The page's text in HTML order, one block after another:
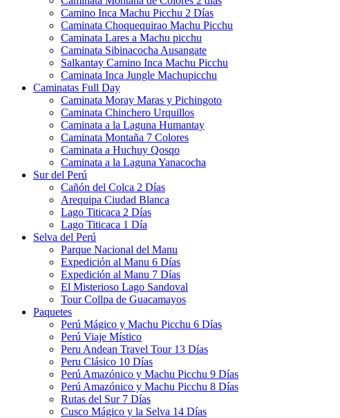
Camino Inca Machu Picchu 2 Días
Caminata Choquequirao Machu Picchu
Caminata Lares a Machu picchu
Caminata Sibinacocha Ausangate
Salkantay Camino Inca Machu Picchu
Caminata Inca Jungle Machupicchu
Caminatas Full Day
Caminata Moray Maras y Pichingoto
Caminata Chinchero Urquillos
Caminata a la Laguna Humantay
Caminata Montaña 7 Colores
Caminata a Huchuy Qosqo
Caminata a la Laguna Yanacocha
Sur del Perú
Cañón del Colca 2 Días
Arequipa Ciudad Blanca
Lago Titicaca 2 Días
Lago Titicaca 1 Día
Selva del Perú
Parque Nacional del Manu
Expedición al Manu 6 Días
Expedición al Manu 7 Días
El Misterioso Lago Sandoval
Tour Collpa de Guacamayos
Paquetes
Perú Mágico y Machu Picchu 6 Días
Perú Viaje Místico
Peru Andean Travel Tour 13 Días
Peru Clásico 10 Días
Perú Amazónico y Machu Picchu 9 Días
Perú Amazónico y Machu Picchu 8 Días
Rutas del Sur 7 Días
Cusco Mágico y la Selva 14 Días